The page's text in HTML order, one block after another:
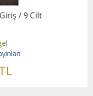
/ 9 Cilt